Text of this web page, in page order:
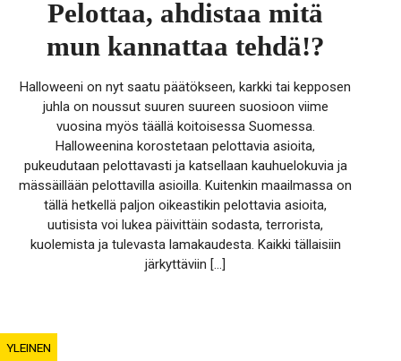
Pelottaa, ahdistaa mitä
mun kannattaa tehdä!?
Halloweeni on nyt saatu päätökseen, karkki tai kepposen
juhla on noussut suuren suureen suosioon viime
vuosina myös täällä koitoisessa Suomessa.
Halloweenina korostetaan pelottavia asioita,
pukeudutaan pelottavasti ja katsellaan kauhuelokuvia ja
mässäillään pelottavilla asioilla. Kuitenkin maailmassa on
tällä hetkellä paljon oikeastikin pelottavia asioita,
uutisista voi lukea päivittäin sodasta, terrorista,
kuolemista ja tulevasta lamakaudesta. Kaikki tällaisiin
järkyttäviin […]
YLEINEN